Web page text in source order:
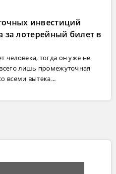
инвестиций
лотерейный билет в
человека, тогда он уже не
лишь промежуточная
всеми вытека...